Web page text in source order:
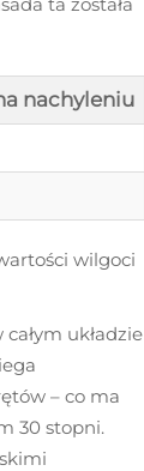
nachyleniu
wilgoci
układzie
– co ma
30 stopni.